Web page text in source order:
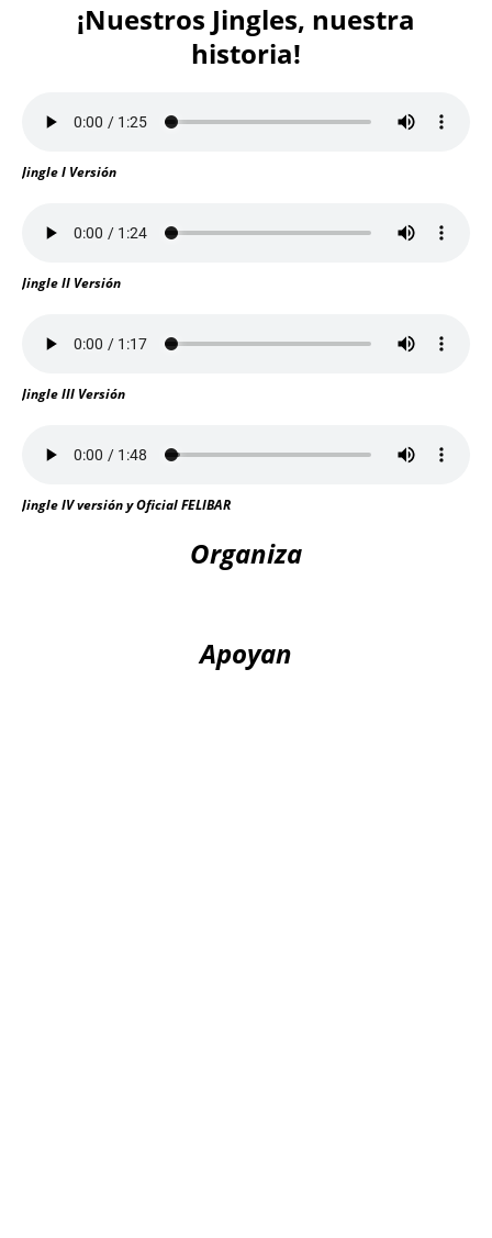
¡Nuestros Jingles, nuestra
historia!
Jingle I Versión
Jingle II Versión
Jingle III Versión
Jingle IV versión y Oficial FELIBAR
Organiza
Apoyan